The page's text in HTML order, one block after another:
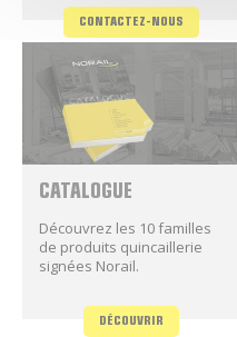
CONTACTEZ-NOUS
CATALOGUE
Découvrez les 10 familles
de produits quincaillerie
signées Norail.
DÉCOUVRIR